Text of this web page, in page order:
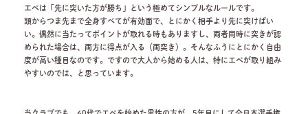
エペは「先に突いた方が勝ち」という極めてシンプルなルールです。
頭からつま先まで全身すべてが有効面で、とにかく相手より先に突けばい
い。偶然に当たってポイントが取れる時もありますし、両者同時に突きが認
められた場合は、両方に得点が入る（両突き）。そんなふうにとにかく自由
度が高い種目なのです。ですので大人から始める人は、特にエペが取り組み
やすいのでは、と思っています。